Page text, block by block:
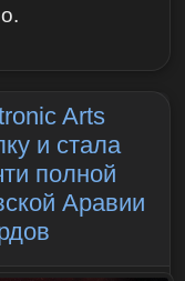
Arts
и стала
полной
Аравии